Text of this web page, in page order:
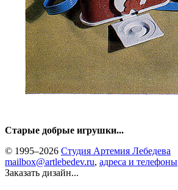
Старые добрые игрушки...
© 1995–2026 Студия Артемия Лебедева
mailbox@artlebedev.ru, адреса и телефоны
Заказать дизайн...